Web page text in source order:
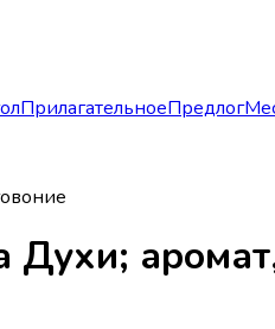
ПрилагательноеПредлог
Духи;